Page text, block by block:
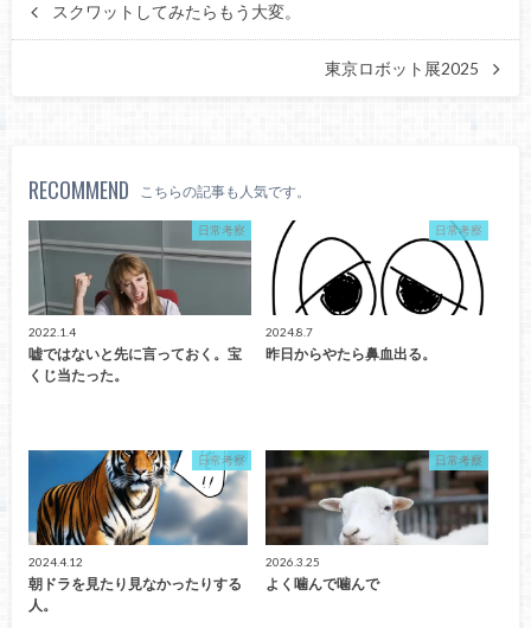
スクワットしてみたらもう大変。
東京ロボット展2025
RECOMMEND こちらの記事も人気です。
日常考察
2022.1.4
嘘ではないと先に言っておく。宝
くじ当たった。
日常考察
2024.8.7
昨日からやたら鼻血出る。
日常考察
2024.4.12
朝ドラを見たり見なかったりする
人。
日常考察
2026.3.25
よく噛んで噛んで